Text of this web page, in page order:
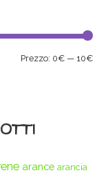
Prezzo: 0€— 10€
arance arancia